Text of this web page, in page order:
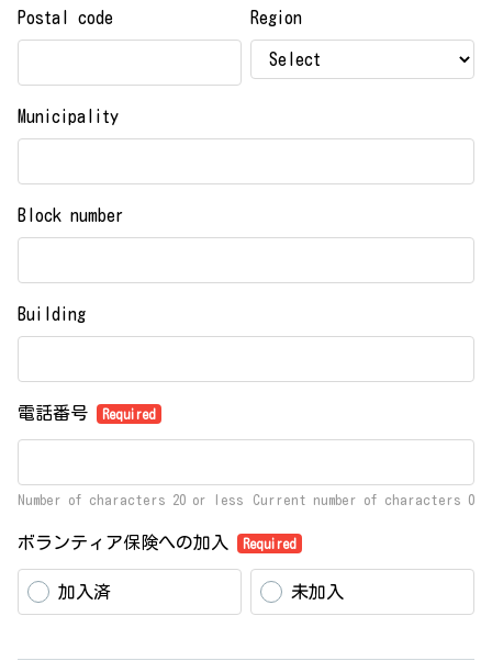
Postal code Region
Municipality
Block number
Building
電話番号 Required
Number of characters 20 or less Current number of characters 0
ボランティア保険への加入 Required
加入済 未加入